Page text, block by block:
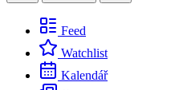
Feed
Watchlist
Kalendář